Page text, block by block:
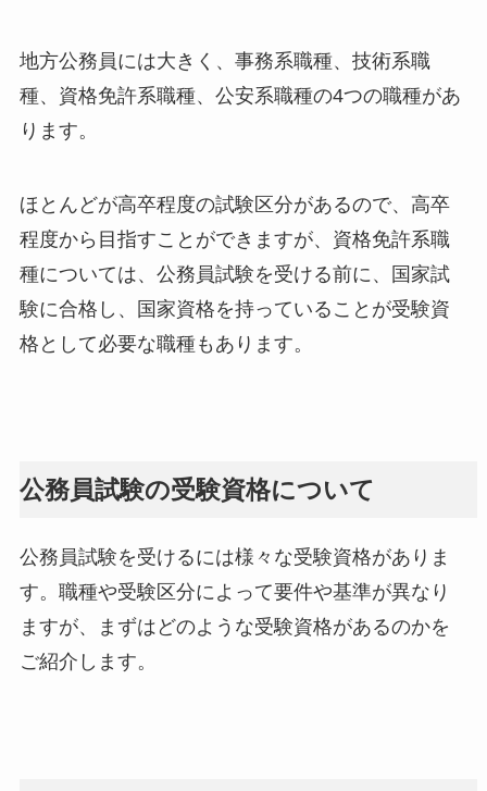
地方公務員には大きく、事務系職種、技術系職
種、資格免許系職種、公安系職種の4つの職種があ
ります。
ほとんどが高卒程度の試験区分があるので、高卒
程度から目指すことができますが、資格免許系職
種については、公務員試験を受ける前に、国家試
験に合格し、国家資格を持っていることが受験資
格として必要な職種もあります。
公務員試験の受験資格について
公務員試験を受けるには様々な受験資格がありま
す。職種や受験区分によって要件や基準が異なり
ますが、まずはどのような受験資格があるのかを
ご紹介します。